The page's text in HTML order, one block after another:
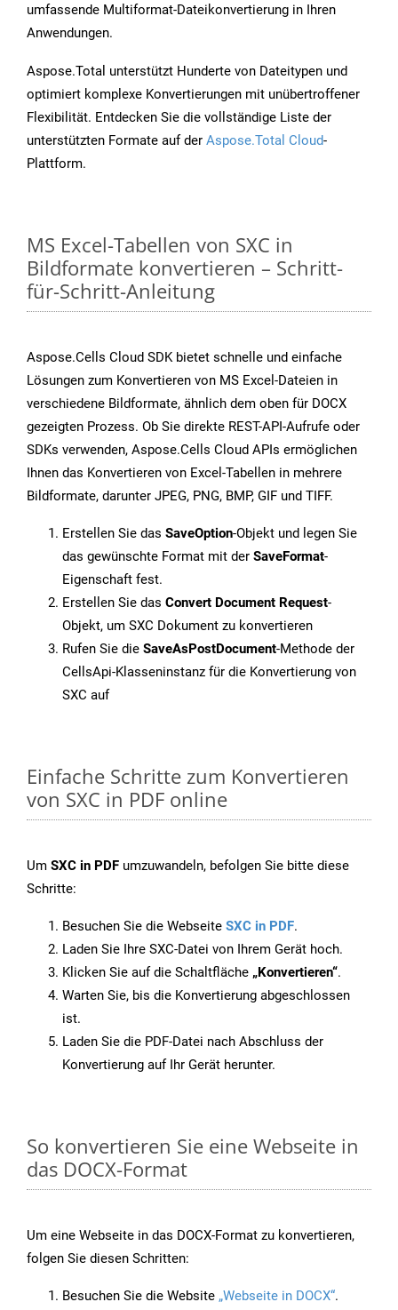
umfassende Multiformat-Dateikonvertierung in Ihren
Anwendungen.
Aspose.Total unterstützt Hunderte von Dateitypen und
optimiert komplexe Konvertierungen mit unübertroffener
Flexibilität. Entdecken Sie die vollständige Liste der
unterstützten Formate auf der Aspose.Total Cloud-
Plattform.
MS Excel-Tabellen von SXC in
Bildformate konvertieren – Schritt-
für-Schritt-Anleitung
Aspose.Cells Cloud SDK bietet schnelle und einfache
Lösungen zum Konvertieren von MS Excel-Dateien in
verschiedene Bildformate, ähnlich dem oben für DOCX
gezeigten Prozess. Ob Sie direkte REST-API-Aufrufe oder
SDKs verwenden, Aspose.Cells Cloud APIs ermöglichen
Ihnen das Konvertieren von Excel-Tabellen in mehrere
Bildformate, darunter JPEG, PNG, BMP, GIF und TIFF.
Erstellen Sie das SaveOption-Objekt und legen Sie
das gewünschte Format mit der SaveFormat-
Eigenschaft fest.
Erstellen Sie das Convert Document Request-
Objekt, um SXC Dokument zu konvertieren
Rufen Sie die SaveAsPostDocument-Methode der
CellsApi-Klasseninstanz für die Konvertierung von
SXC auf
Einfache Schritte zum Konvertieren
von SXC in PDF online
Um SXC in PDF umzuwandeln, befolgen Sie bitte diese
Schritte:
Besuchen Sie die Webseite SXC in PDF.
Laden Sie Ihre SXC-Datei von Ihrem Gerät hoch.
Klicken Sie auf die Schaltfläche „Konvertieren“.
Warten Sie, bis die Konvertierung abgeschlossen
ist.
Laden Sie die PDF-Datei nach Abschluss der
Konvertierung auf Ihr Gerät herunter.
So konvertieren Sie eine Webseite in
das DOCX-Format
Um eine Webseite in das DOCX-Format zu konvertieren,
folgen Sie diesen Schritten:
Besuchen Sie die Website „Webseite in DOCX“.